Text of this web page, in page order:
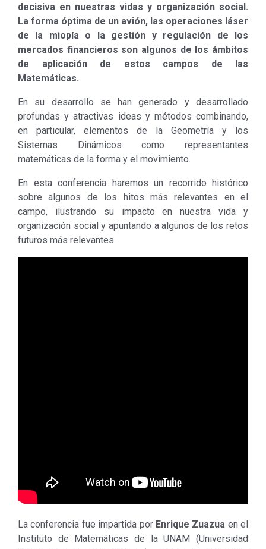
decisiva en nuestras vidas y organización social.
La forma óptima de un avión, las operaciones láser
de la miopía o la gestión y regulación de los
mercados financieros son algunos de los ámbitos
de aplicación de estos campos de las
Matemáticas.
En su desarrollo se han generado y desarrollado
profundas y atractivas ideas y métodos combinando,
en particular, elementos de la Geometría y los
Sistemas Dinámicos como representantes
matemáticas de la forma y el movimiento.
En esta conferencia haremos un recorrido histórico
sobre algunos de los hitos más relevantes en el
campo, ilustrando su impacto en nuestra vida y
organización social y apuntando a algunos de los retos
futuros más relevantes.
La conferencia fue impartida por Enrique Zuazua en el
Instituto de Matemáticas de la UNAM (Universidad